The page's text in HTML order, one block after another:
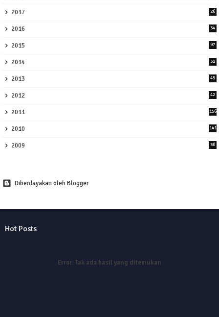
2017 26
2016 34
2015 97
2014 32
2013 49
2012 42
2011 156
2010 141
2009 30
Diberdayakan oleh Blogger
Hot Posts
Error: Tak ada hasil yang ditemukan